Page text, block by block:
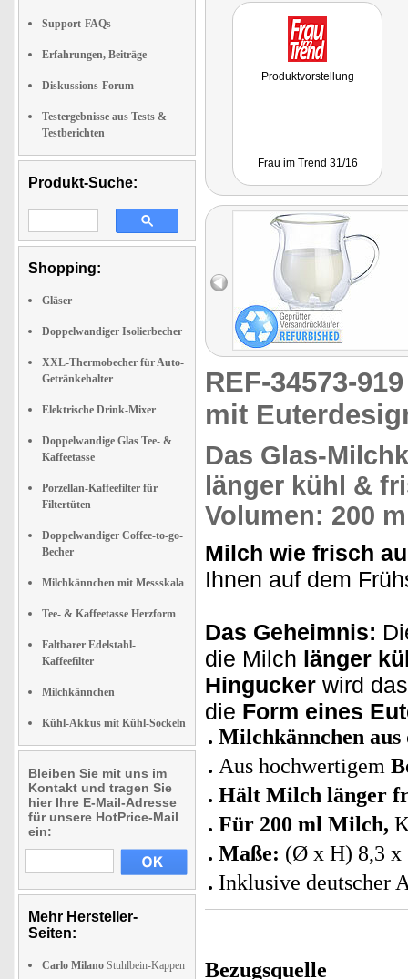
Support-FAQs
Erfahrungen, Beiträge
Diskussions-Forum
Testergebnisse aus Tests &
Testberichten
Produkt-Suche:
Shopping:
Gläser
Doppelwandiger Isolierbecher
XXL-Thermobecher für Auto-
Getränkehalter
Elektrische Drink-Mixer
Doppelwandige Glas Tee- &
Kaffeetasse
Porzellan-Kaffeefilter für
Filtertüten
Doppelwandiger Coffee-to-go-
Becher
Milchkännchen mit Messskala
Tee- & Kaffeetasse Herzform
Faltbarer Edelstahl-
Kaffeefilter
Milchkännchen
Kühl-Akkus mit Kühl-Sockeln
Bleiben Sie mit uns im
Kontakt und tragen Sie
hier Ihre E-Mail-Adresse
für unsere HotPrice-Mail
ein:
Mehr Hersteller-
Seiten:
Carlo Milano Stuhlbein-Kappen
Produktvorstellung
Frau im Trend 31/16
REF-34573-
mit
Das Glas-
länger kühl &
Volumen: 200
Milch wie frisch
Ihnen auf dem
Das Geheimnis:
die Milch länger
Hingucker wird
die Form eines
Milchkännchen
Aus hochwertigem
Hält Milch länger
Für 200 ml Milch,
Maße: (Ø x H) 8,3 x
Inklusive deutscher
Bezugsquelle